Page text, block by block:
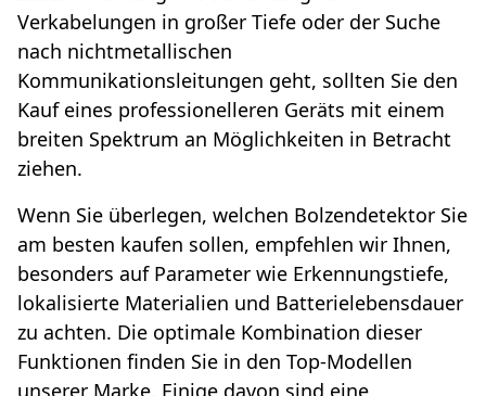
Verkabelungen in großer Tiefe oder der Suche
nach nichtmetallischen
Kommunikationsleitungen geht, sollten Sie den
Kauf eines professionelleren Geräts mit einem
breiten Spektrum an Möglichkeiten in Betracht
ziehen.
Wenn Sie überlegen, welchen Bolzendetektor Sie
am besten kaufen sollen, empfehlen wir Ihnen,
besonders auf Parameter wie Erkennungstiefe,
lokalisierte Materialien und Batterielebensdauer
zu achten. Die optimale Kombination dieser
Funktionen finden Sie in den Top-Modellen
unserer Marke. Einige davon sind eine